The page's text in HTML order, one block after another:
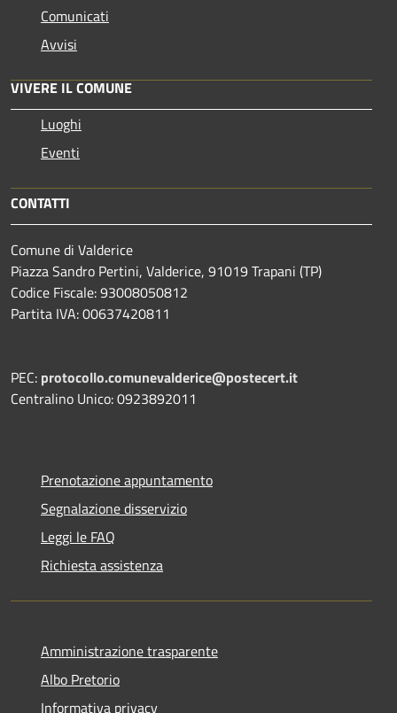
Comunicati
Avvisi
VIVERE IL COMUNE
Luoghi
Eventi
CONTATTI
Comune di Valderice
Piazza Sandro Pertini, Valderice, 91019 Trapani (TP)
Codice Fiscale: 93008050812
Partita IVA: 00637420811
PEC: protocollo.comunevalderice@postecert.it
Centralino Unico: 0923892011
Prenotazione appuntamento
Segnalazione disservizio
Leggi le FAQ
Richiesta assistenza
Amministrazione trasparente
Albo Pretorio
Informativa privacy